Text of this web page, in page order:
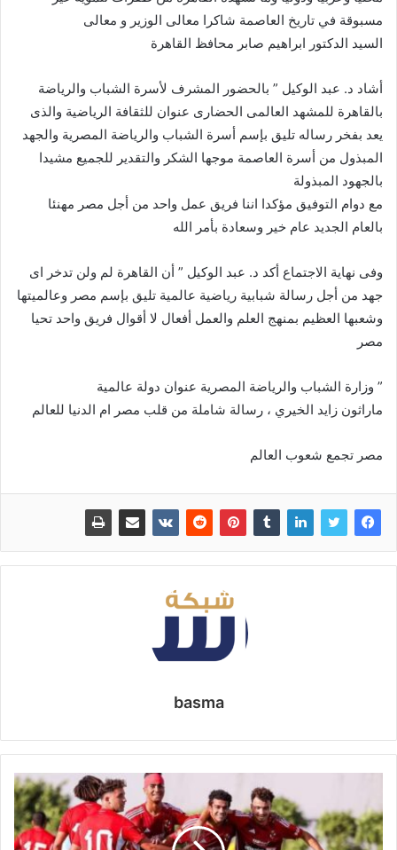
مسبوقة في تاريخ العاصمة شاكرا معالى الوزير و معالى
السيد الدكتور ابراهيم صابر محافظ القاهرة
أشاد د. عبد الوكيل ” بالحضور المشرف لأسرة الشباب والرياضة
بالقاهرة للمشهد العالمى الحضارى عنوان للثقافة الرياضية والذى
يعد بفخر رساله تليق بإسم أسرة الشباب والرياضة المصرية والجهد
المبذول من أسرة العاصمة موجها الشكر والتقدير للجميع مشيدا
بالجهود المبذولة
مع دوام التوفيق مؤكدا اننا فريق عمل واحد من أجل مصر مهنئا
بالعام الجديد عام خير وسعادة بأمر الله
وفى نهاية الاجتماع أكد د. عبد الوكيل ” أن القاهرة لم ولن تدخر اى
جهد من أجل رسالة شبابية رياضية عالمية تليق بإسم مصر وعالميتها
وشعبها العظيم بمنهج العلم والعمل أفعال لا أقوال فريق واحد تحيا
مصر
” وزارة الشباب والرياضة المصرية عنوان دولة عالمية
ماراثون زايد الخيري ، رسالة شاملة من قلب مصر ام الدنيا للعالم
مصر تجمع شعوب العالم
basma